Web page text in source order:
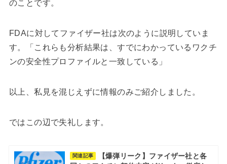
のことです。
FDAに対してファイザー社は次のように説明していま
す。「これらも分析結果は、すでにわかっているワクチ
ンの安全性プロファイルと一致している」
以上、私見を混じえずに情報のみご紹介しました。
ではこの辺で失礼します。
関連記事
【爆弾リーク】ファイザー社と各